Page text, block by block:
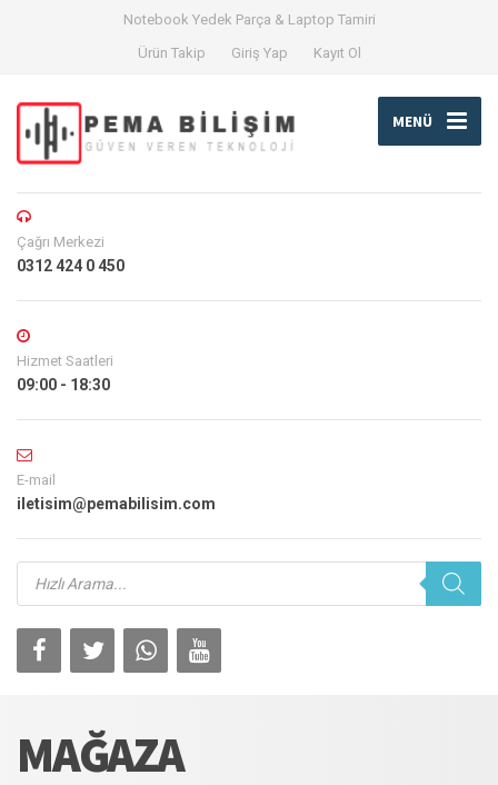
Notebook Yedek Parça & Laptop Tamiri
Ürün Takip
Giriş Yap Kayıt Ol
MENÜ
Çağrı Merkezi
0312 424 0 450
Hizmet Saatleri
09:00 - 18:30
E-mail
iletisim@pemabilisim.com
Products
search
MAĞAZA